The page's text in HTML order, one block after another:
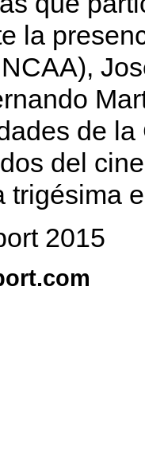
la
de
del
trigésima
2015